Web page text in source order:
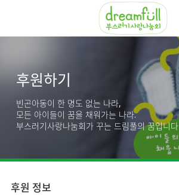
후원하기
빈곤아동이 한 명도 없는 나라,
모든 아이들이 꿈을 채워가는 나라.
부스러기사랑나눔회가 꾸는 드림풀의 꿈입니다
후원 정보